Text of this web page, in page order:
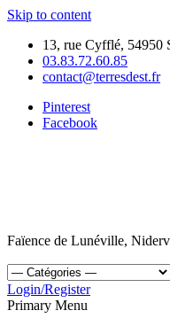
Skip to content
13, rue Cyfflé, 54950
03.83.72.60.85
contact@terresdest.fr
Pinterest
Facebook
Faïence de Lunéville,
Login/Register
Primary Menu